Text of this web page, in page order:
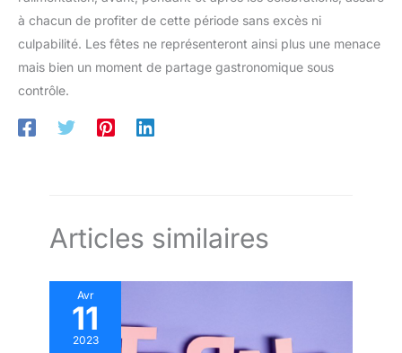
à chacun de profiter de cette période sans excès ni
culpabilité. Les fêtes ne représenteront ainsi plus une menace
mais bien un moment de partage gastronomique sous
contrôle.
Articles similaires
Avr
11
2023